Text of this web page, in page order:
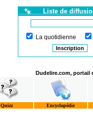
Liste de
La quotidienne
Dudelire.com, portail
Quizz Encyclopédie